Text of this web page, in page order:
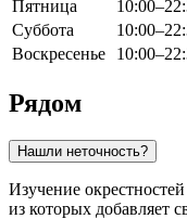
Пятница
Суббота
Воскресенье
Рядом
Нашли неточность?
Изучение
из которых добавляет